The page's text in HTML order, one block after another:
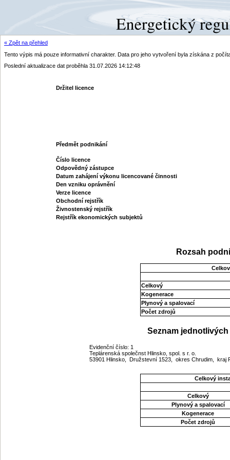
« Zpět na přehled
Tento výpis má pouze informativní charakter. Data pro jeho vytvoření byla získána z
Poslední aktualizace dat proběhla 31.07.2026 14:12:48
Držitel licence
Předmět podnikání
Číslo licence
Odpovědný zástupce
Datum zahájení výkonu licencované činnosti
Den vzniku oprávnění
Verze licence
Obchodní rejstřík
Živnostenský rejstřík
Rejstřík ekonomických subjektů
Rozsah
Celkový
Kogenerace
Plynový a spalovací
Počet zdrojů
Seznam
Evidenční číslo: 1
Teplárenská společnst Hlinsko, spol. s r. o.
53901 Hlinsko, Družstevní 1523, okres Chrudim, kraj
Celkový
Celkový
Plynový a spalovací
Kogenerace
Počet zdrojů